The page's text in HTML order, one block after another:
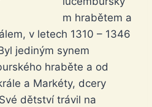
m hrabětem a
v letech 1310 – 1346
jediným synem
hraběte a od
a Markéty, dcery
dětství trávil na